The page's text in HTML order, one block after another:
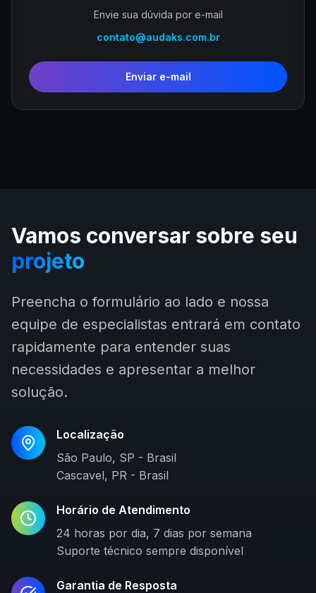
Envie sua dúvida por e-mail
contato@audaks.com.br
Enviar e-mail
Vamos conversar sobre seu
projeto
Preencha o formulário ao lado e nossa
equipe de especialistas entrará em contato
rapidamente para entender suas
necessidades e apresentar a melhor
solução.
Localização
São Paulo, SP - Brasil
Cascavel, PR - Brasil
Horário de Atendimento
24 horas por dia, 7 dias por semana
Suporte técnico sempre disponível
Garantia de Resposta